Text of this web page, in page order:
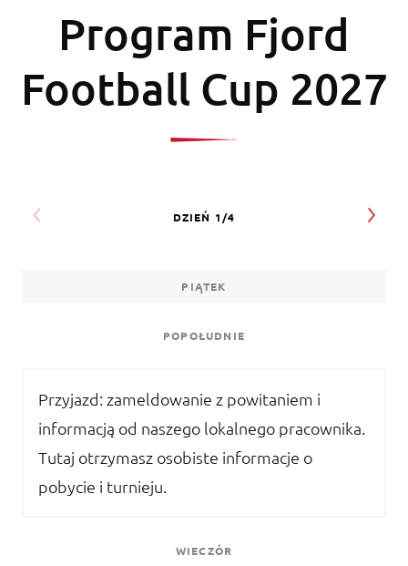
Program Fjord
Football Cup 2027
PIĄTEK
POPOŁUDNIE
Przyjazd: zameldowanie z powitaniem i
informacją od naszego lokalnego pracownika.
Tutaj otrzymasz osobiste informacje o
pobycie i turnieju.
WIECZÓR